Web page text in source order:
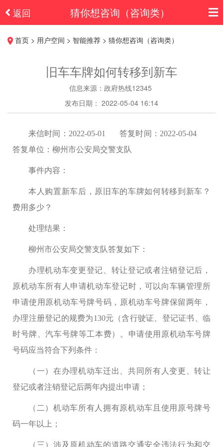
返回 猜你想咨询（咨询类）
首页 > 用户空间 > 智能推荐 > 猜你想咨询（咨询类）
旧车车牌如何转移到新车
信息来源：政府热线12345
发布日期： 2022-05-04 16:14
来信时间：2022-05-01 答复时间：2022-05-04
答复单位：柳州市公安局交警支队
事件内容：
本人购置新车后，原旧车的车牌如何转移到新车？
费用多少？
处理结果：
柳州市公安局交警支队答复如下：
办理机动车变更登记、转让登记或者注销登记后，
原机动车所有人申请机动车登记时，可以向车辆管理所
申请使用原机动车号牌号码，原机动车号牌保留两年，
办理注册登记的规费为130元（含行驶证、登记证书、临
时号牌、汽车号牌等工本费）。申请使用原机动车号牌
号码应当符合下列条件：
（一）在办理机动车迁出、共同所有人变更、转让
登记或者注销登记后两年内提出申请；
（二）机动车所有人拥有原机动车且使用原号牌号
码一年以上；
（三）涉及原机动车的道路交通安全违法行为和交